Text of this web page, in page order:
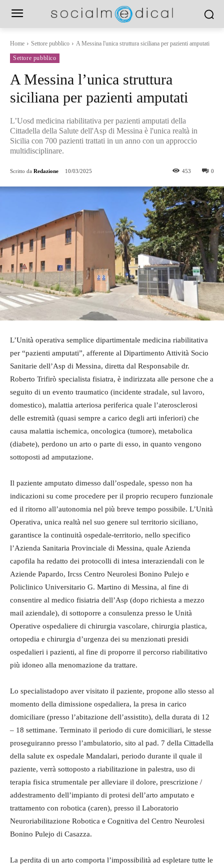
Home Settore pubblico A Messina l'unica struttura siciliana per pazienti amputati
Settore pubblico
A Messina l’unica struttura
siciliana per pazienti amputati
L’Uosd medicina riabilitativa per pazienti amputati della
Cittadella della Salute dell'Asp di Messina è l'unica realtà in
Sicilia con 700 pazienti trattati in un anno con un approccio
multidisciplinare.
Scritto da Redazione 10/03/2025 0
453
L’Unità operativa semplice dipartimentale medicina riabilitativa
per “pazienti amputati”, afferente al Dipartimento Attività Socio
Sanitarie dell’Asp di Messina, diretta dal Responsabile dr.
Roberto Trifirò specialista fisiatra, è indirizzata alle persone che a
seguito di un evento traumatico (incidente stradale, sul lavoro,
domestico), malattia arteriosa periferica quale l’aterosclerosi
delle estremità (quasi sempre a carico degli arti inferiori) che
causa malattia ischemica, oncologica (tumore), metabolica
(diabete), perdono un arto o parte di esso, in quanto vengono
sottoposti ad amputazione.
Il paziente amputato dimesso dall’ospedale, spesso non ha
indicazioni su come procedere per il proprio recupero funzionale
ed il ritorno all’autonomia nel più breve tempo possibile. L’Unità
Operativa, unica realtà nel suo genere sul territorio siciliano,
garantisce la continuità ospedale-territorio, nello specifico
l’Azienda Sanitaria Provinciale di Messina, quale Azienda
capofila ha redatto dei protocolli di intesa interaziendali con le
Aziende Papardo, Ircss Centro Neurolesi Bonino Pulejo e
Policlinico Universitario G. Martino di Messina, al fine di
consentire al medico fisiatria dell’Asp (dopo richiesta a mezzo
mail aziendale), di sottoporre a consulenza presso le Unità
Operative ospedaliere di chirurgia vascolare, chirurgia plastica,
ortopedia e chirurgia d’urgenza dei su menzionati presidi
ospedalieri i pazienti, al fine di proporre il percorso riabilitativo
più idoneo alla menomazione da trattare.
Lo specialistadopo aver visitato il paziente, propone allo stesso al
momento della dimissione ospedaliera, la presa in carico
domiciliare (presso l’abitazione dell’assistito), della durata di 12
– 18 settimane. Terminato il periodo di cure domiciliari, le stesse
proseguiranno presso l’ambulatorio, sito al pad. 7 della Cittadella
della salute ex ospedale Mandalari, periodo durante il quale il
paziente, verrà sottoposto a riabilitazione in palestra, uso di
terapia fisica strumentale per alleviare il dolore, prescrizione /
addestramento dell’impianto di protesi dell’arto amputato e
trattamento con robotica (caren), presso il Laboratorio
Neuroriabilitazione Robotica e Cognitiva del Centro Neurolesi
Bonino Pulejo di Casazza.
La perdita di un arto comporta l’impossibilità ad espletare tutte le